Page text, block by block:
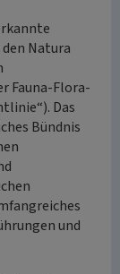
Natura
Fauna-Flora-
Das
Bündnis
und